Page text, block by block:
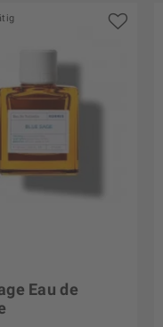
Eau de